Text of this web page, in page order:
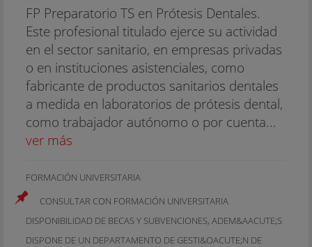
FP Preparatorio TS en Prótesis Dentales.
Este profesional titulado ejerce su actividad
en el sector sanitario, en empresas privadas
o en instituciones asistenciales, como
fabricante de productos sanitarios dentales
a medida en laboratorios de prótesis dental,
como trabajador autónomo o por cuenta...
ver más
FORMACIÓN UNIVERSITARIA
CONSULTAR CON FORMACIÓN UNIVERSITARIA
DISPONIBILIDAD DE BECAS Y SUBVENCIONES, ADEM&AACUTE;S
DISPONE DE UN DEPARTAMENTO DE GESTI&OACUTE;N DE